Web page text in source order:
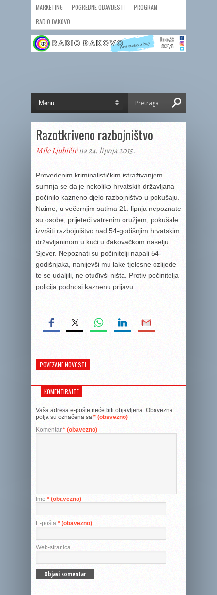
MARKETING POGREBNE OBAVIJESTI
PROGRAM
RADIO ĐAKOVO
Razotkriveno razbojništvo
Mile Ljubičićna 24. lipnja 2015.
Provedenim kriminalističkim istraživanjem
sumnja se da je nekoliko hrvatskih državljana
počinilo kazneno djelo razbojništvo u pokušaju.
Naime, u večernjim satima 21. lipnja nepoznate
su osobe, prijeteći vatrenim oružjem, pokušale
izvršiti razbojništvo nad 54-godišnjim hrvatskim
državljaninom u kući u đakovačkom naselju
Sjever. Nepoznati su počinitelji napali 54-
godišnjaka, nanijevši mu lake tjelesne ozlijede
te se udaljili, ne otuđivši ništa. Protiv počinitelja
policija podnosi kaznenu prijavu.
POVEZANE NOVOSTI
KOMENTIRAJTE
Vaša adresa e-pošte neće biti objavljena. Obavezna
polja su označena sa * (obavezno)
Komentar * (obavezno)
Ime * (obavezno)
E-pošta * (obavezno)
Web-stranica